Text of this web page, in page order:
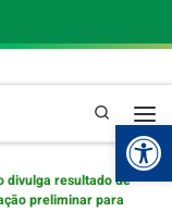
Pesquisa
divulga resultado de
preliminar para